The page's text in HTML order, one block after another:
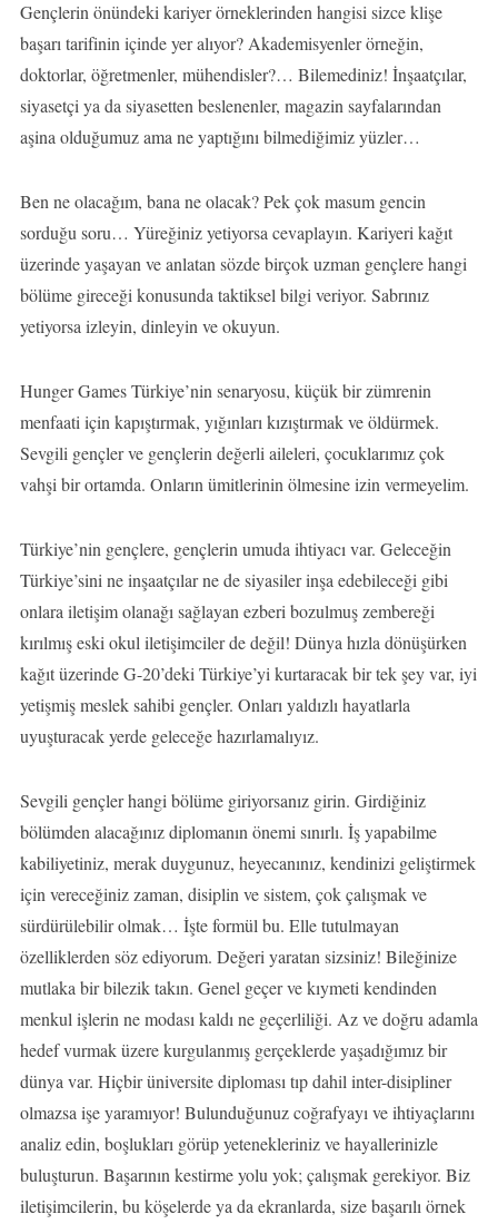
Gençlerin önündeki kariyer örneklerinden hangisi sizce klişe
başarı tarifinin içinde yer alıyor? Akademisyenler örneğin,
doktorlar, öğretmenler, mühendisler?… Bilemediniz! İnşaatçılar,
siyasetçi ya da siyasetten beslenenler, magazin sayfalarından
aşina olduğumuz ama ne yaptığını bilmediğimiz yüzler…
Ben ne olacağım, bana ne olacak? Pek çok masum gencin
sorduğu soru… Yüreğiniz yetiyorsa cevaplayın. Kariyeri kağıt
üzerinde yaşayan ve anlatan sözde birçok uzman gençlere hangi
bölüme gireceği konusunda taktiksel bilgi veriyor. Sabrınız
yetiyorsa izleyin, dinleyin ve okuyun.
Hunger Games Türkiye’nin senaryosu, küçük bir zümrenin
menfaati için kapıştırmak, yığınları kızıştırmak ve öldürmek.
Sevgili gençler ve gençlerin değerli aileleri, çocuklarımız çok
vahşi bir ortamda. Onların ümitlerinin ölmesine izin vermeyelim.
Türkiye’nin gençlere, gençlerin umuda ihtiyacı var. Geleceğin
Türkiye’sini ne inşaatçılar ne de siyasiler inşa edebileceği gibi
onlara iletişim olanağı sağlayan ezberi bozulmuş zembereği
kırılmış eski okul iletişimciler de değil! Dünya hızla dönüşürken
kağıt üzerinde G-20’deki Türkiye’yi kurtaracak bir tek şey var, iyi
yetişmiş meslek sahibi gençler. Onları yaldızlı hayatlarla
uyuşturacak yerde geleceğe hazırlamalıyız.
Sevgili gençler hangi bölüme giriyorsanız girin. Girdiğiniz
bölümden alacağınız diplomanın önemi sınırlı. İş yapabilme
kabiliyetiniz, merak duygunuz, heyecanınız, kendinizi geliştirmek
için vereceğiniz zaman, disiplin ve sistem, çok çalışmak ve
sürdürülebilir olmak… İşte formül bu. Elle tutulmayan
özelliklerden söz ediyorum. Değeri yaratan sizsiniz! Bileğinize
mutlaka bir bilezik takın. Genel geçer ve kıymeti kendinden
menkul işlerin ne modası kaldı ne geçerliliği. Az ve doğru adamla
hedef vurmak üzere kurgulanmış gerçeklerde yaşadığımız bir
dünya var. Hiçbir üniversite diploması tıp dahil inter-disipliner
olmazsa işe yaramıyor! Bulunduğunuz coğrafyayı ve ihtiyaçlarını
analiz edin, boşlukları görüp yetenekleriniz ve hayallerinizle
buluşturun. Başarının kestirme yolu yok; çalışmak gerekiyor. Biz
iletişimcilerin, bu köşelerde ya da ekranlarda, size başarılı örnek